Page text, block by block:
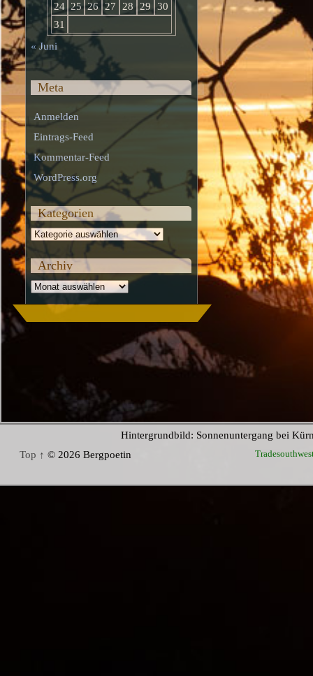
24 25 26 27 28 29
30
31
« Juni
Meta
Anmelden
Eintrags-Feed
Kommentar-Feed
WordPress.org
Kategorien
Kategorien
Archiv
Archiv
Hintergrundbild: Sonnenuntergang bei
Top ↑ © 2026 Bergpoetin